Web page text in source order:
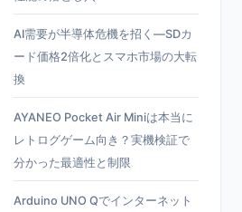
AI需要が半導体危機を招く—SDカ
ード価格2倍化とスマホ市場の大転
換
AYANEO Pocket Air Miniは本当に
レトログゲーム向き？実機検証で
分かった最適性と制限
Arduino UNO Qでインターネット